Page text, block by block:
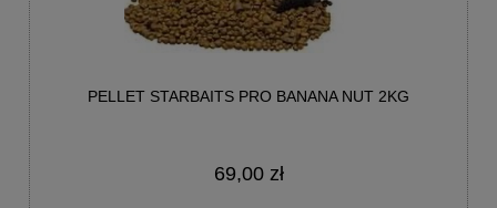
PELLET STARBAITS PRO BANANA NUT 2KG
69,00 zł